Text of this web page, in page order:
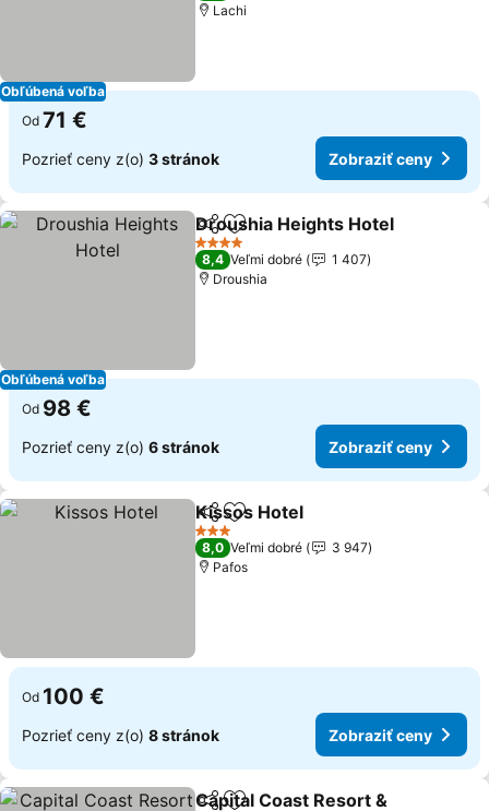
Obľúbená voľba
Lachi
Od 71 €
Pozrieť ceny z(o) 3 stránok Zobraziť ceny
Obľúbená voľba
ZdieľaťPridať do obľúbených
Droushia Heights Hotel
4 Počet hviezdičiek
8,4 Veľmi dobré
1 407
Droushia
Od 98 €
Pozrieť ceny z(o) 6 stránok Zobraziť ceny
ZdieľaťPridať do obľúbených
Kissos Hotel
3 Počet hviezdičiek
8,0 Veľmi dobré
3 947
Pafos
Od 100 €
Pozrieť ceny z(o) 8 stránok Zobraziť ceny
Capital Coast Resort &